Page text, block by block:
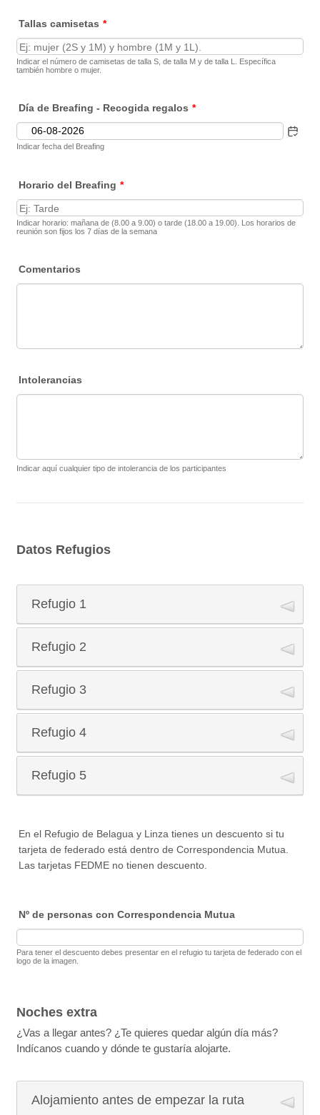
Tallas camisetas *
Indicar el número de camisetas de talla S, de talla M y de talla L. Específica
también hombre o mujer.
Día de Breafing - Recogida regalos *
Indicar fecha del Breafing
Horario del Breafing *
Indicar horario: mañana de (8.00 a 9.00) o tarde (18.00 a 19.00). Los horarios de
reunión son fijos los 7 días de la semana
Comentarios
Intolerancias
Indicar aquí cualquier tipo de intolerancia de los participantes
Datos Refugios
Refugio 1
Refugio *
Fecha de entrada
Date Picker Icon
Nº de noches
Sólo rellenar en caso de pernoctar más de una noche en el refugio.
Refugio 2
Refugio *
Fecha de entrada
Date Picker Icon
Nº de noches
Refugio 3
Refugio *
Fecha de entrada
Date Picker Icon
Régimen *
Sólo rellenar en caso de pernoctar más de una noche en el refugio.
Refugio 4
Refugio *
Día Mes Año
Nº de noches
Sólo rellenar en caso de pernoctar más de una noche en el refugio.
Refugio 5
Fecha de entrada *
Régimen *
Nº de noches
Sólo rellenar en caso de pernoctar más de una noche en el refugio.
En el Refugio de Belagua y Linza tienes un descuento si tu
tarjeta de federado está dentro de Correspondencia Mutua.
Las tarjetas FEDME no tienen descuento.
Nº de personas con Correspondencia Mutua
Para tener el descuento debes presentar en el refugio tu tarjeta de federado con el
logo de la imagen.
Noches extra
¿Vas a llegar antes? ¿Te quieres quedar algún día más?
Indícanos cuando y dónde te gustaría alojarte.
Alojamiento antes de empezar la ruta